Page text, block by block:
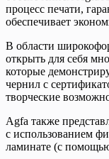
процесс печати,
обеспечивает
В области
открыть для себя
которые
чернил с
творческие
Agfa также
с использованием
ламинате (с